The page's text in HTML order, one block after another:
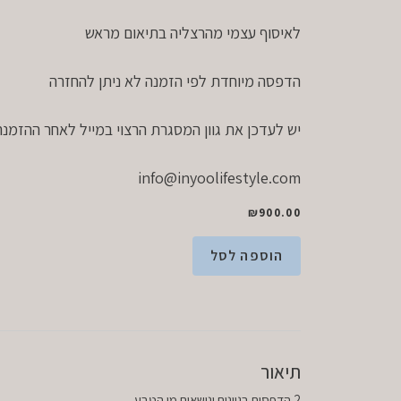
לאיסוף עצמי מהרצליה בתיאום מראש
הדפסה מיוחדת לפי הזמנה לא ניתן להחזרה
יש לעדכן את גוון המסגרת הרצוי במייל לאחר
info@inyoolifestyle.com
₪900.00
הוספה לסל
תיאור